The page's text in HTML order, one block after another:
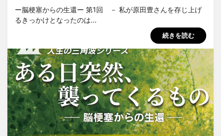
投稿者user
ー脳梗塞からの生還ー 第1回 － 私が原田豊さんを存じ上げ
るきっかけとなったのは…
続きを読む